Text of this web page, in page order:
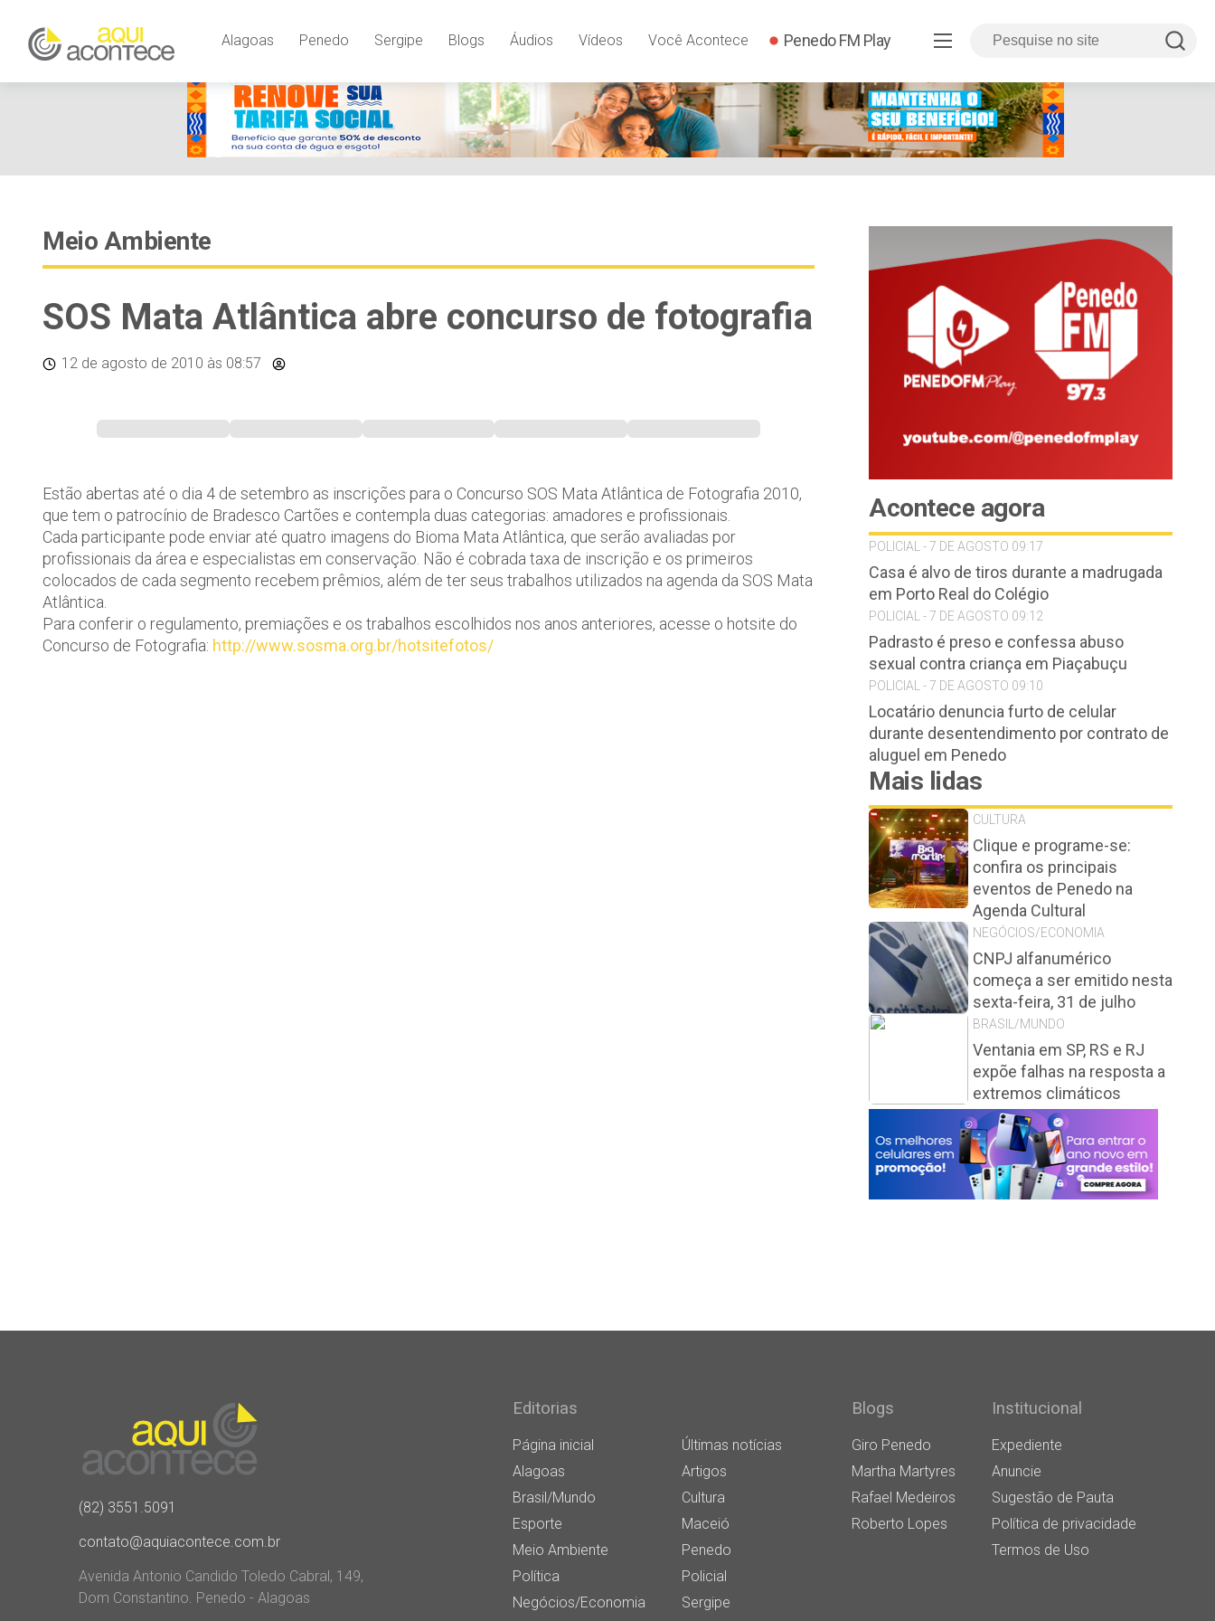
Alagoas Penedo Sergipe Blogs Áudios Vídeos Você Acontece Penedo FM Play
Meio Ambiente
SOS Mata Atlântica abre concurso de fotografia
12 de agosto de 2010 às 08:57
Estão abertas até o dia 4 de setembro as inscrições para o Concurso SOS Mata Atlântica de Fotografia 2010,
que tem o patrocínio de Bradesco Cartões e contempla duas categorias: amadores e profissionais.
Cada participante pode enviar até quatro imagens do Bioma Mata Atlântica, que serão avaliadas por
profissionais da área e especialistas em conservação. Não é cobrada taxa de inscrição e os primeiros
colocados de cada segmento recebem prêmios, além de ter seus trabalhos utilizados na agenda da SOS Mata
Atlântica.
Para conferir o regulamento, premiações e os trabalhos escolhidos nos anos anteriores, acesse o hotsite do
Concurso de Fotografia: http://www.sosma.org.br/hotsitefotos/
Acontece agora
POLICIAL - 7 DE AGOSTO 09:17
Casa é alvo de tiros durante a madrugada
em Porto Real do Colégio
POLICIAL - 7 DE AGOSTO 09:12
Padrasto é preso e confessa abuso
sexual contra criança em Piaçabuçu
POLICIAL - 7 DE AGOSTO 09:10
Locatário denuncia furto de celular
durante desentendimento por contrato de
aluguel em Penedo
Mais lidas
CULTURA
Clique e programe-se:
confira os principais
eventos de Penedo na
Agenda Cultural
NEGÓCIOS/ECONOMIA
CNPJ alfanumérico
começa a ser emitido nesta
sexta-feira, 31 de julho
BRASIL/MUNDO
Ventania em SP, RS e RJ
expõe falhas na resposta a
extremos climáticos
(82) 3551.5091
contato@aquiacontece.com.br
Avenida Antonio Candido Toledo Cabral, 149,
Dom Constantino. Penedo - Alagoas
Editorias
Página inicial
Últimas notícias
Alagoas
Artigos
Brasil/Mundo
Cultura
Esporte
Maceió
Meio Ambiente
Penedo
Política
Policial
Negócios/Economia
Sergipe
Blogs
Giro Penedo
Martha Martyres
Rafael Medeiros
Roberto Lopes
Institucional
Expediente
Anuncie
Sugestão de Pauta
Política de privacidade
Termos de Uso